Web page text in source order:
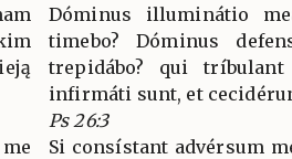
Dóminus illuminátio
timebo? Dóminus
trepidábo? qui
infirmáti sunt, et
Ps 26:3
Si consístant advérsum